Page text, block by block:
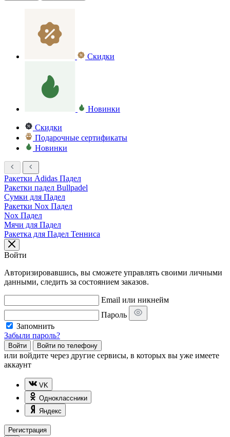
Скидки
Новинки
Скидки
Подарочные сертификаты
Новинки
Ракетки Adidas Падел
Ракетки падел Bullpadel
Сумки для Падел
Ракетки Nox Падел
Nox Падел
Мячи для Падел
Ракетка для Падел Тенниса
Войти
Авторизировавшись, вы сможете управлять своими личными
данными, следить за состоянием заказов.
Email или никнейм
Пароль
Запомнить
Забыли пароль?
Войти Войти по телефону
или войдите через другие сервисы, в которых вы уже имеете
аккаунт
VK
Одноклассники
Яндекс
Регистрация